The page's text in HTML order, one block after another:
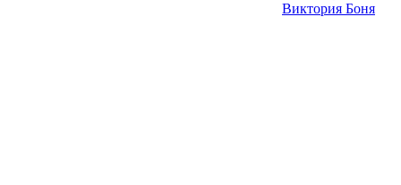
Виктория Боня